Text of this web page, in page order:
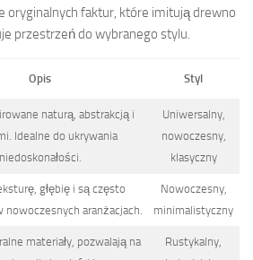
oryginalnych faktur, które imitują drewno
przestrzeń do wybranego stylu.
Opis Styl
naturą, abstrakcją i
Idealne do ukrywania
niedoskonałości.
Uniwersalny,
nowoczesny,
klasyczny
głębię i są często
aranżacjach.
Nowoczesny,
minimalistyczny
materiały, pozwalają na
Rustykalny,